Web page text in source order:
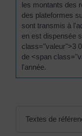
les montants des
des plateformes
sont transmis à
en est dispensée
class="valeur">3
de <span
l'année.
Textes de